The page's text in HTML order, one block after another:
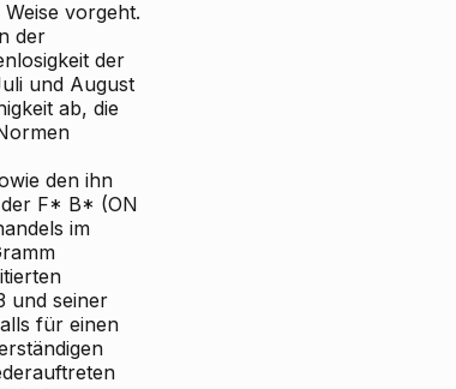
vorgeht.
der
der
und August
ab, die
den ihn
der F* B* (ON
im
und seiner
für einen